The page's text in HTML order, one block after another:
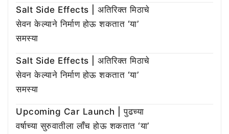
Salt Side Effects | अतिरिक्त मिठाचे
सेवन केल्याने निर्माण होऊ शकतात ‘या’
समस्या
Salt Side Effects | अतिरिक्त मिठाचे
सेवन केल्याने निर्माण होऊ शकतात ‘या’
समस्या
Upcoming Car Launch | पुढच्या
वर्षाच्या सुरुवातीला लाँच होऊ शकतात ‘या’